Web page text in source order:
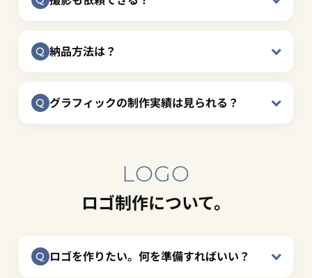
納品方法は？
グラフィックの制作実績は見られる？
LOGO
ロゴ制作について。
ロゴを作りたい。何を準備すればいい？